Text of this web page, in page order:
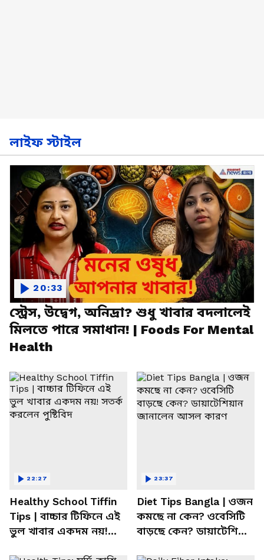
লাইফ স্টাইল
স্ট্রেস, উদ্বেগ, অনিদ্রা? শুধু খাবার বদলালেই
মিলতে পারে সমাধান! | Foods For Mental
Health
20:33
Healthy School Tiffin
Tips | বাচ্চার টিফিনে এই
ভুল খাবার একদম নয়!
22:27
Diet Tips Bangla | ওজন
কমছে না কেন? ওবেসিটি
বাড়ছে কেন? ডায়াটেশিয়ান
23:37